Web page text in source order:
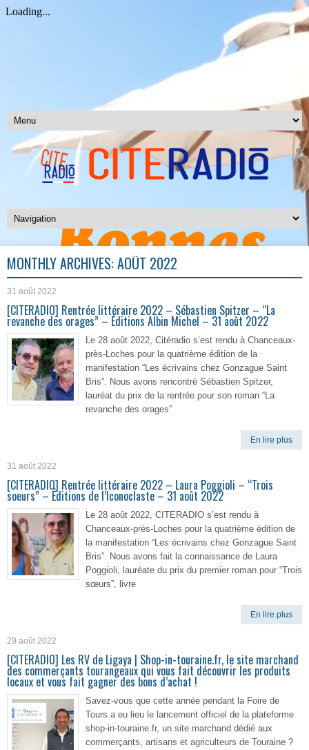
MONTHLY ARCHIVES:AOÛT 2022
31 août 2022
[CITERADIO] Rentrée littéraire 2022 – Sébastien Spitzer – “La
revanche des orages” – Éditions Albin Michel – 31 août 2022
Le 28 août 2022, Citéradio s’est rendu à Chanceaux-
près-Loches pour la quatrième édition de la
manifestation “Les écrivains chez Gonzague Saint
Bris”. Nous avons rencontré Sébastien Spitzer,
lauréat du prix de la rentrée pour son roman “La
revanche des orages”
En lire plus
31 août 2022
[CITERADIO] Rentrée littéraire 2022 – Laura Poggioli – “Trois
soeurs” – Éditions de l’Iconoclaste – 31 août 2022
Le 28 août 2022, CITERADIO s’est rendu à
Chanceaux-près-Loches pour la quatrième édition de
la manifestation “Les écrivains chez Gonzague Saint
Bris”. Nous avons fait la connaissance de Laura
Poggioli, lauréate du prix du premier roman pour “Trois
sœurs”, livre
En lire plus
29 août 2022
[CITERADIO] Les RV de Ligaya | Shop-in-touraine.fr, le site marchand
des commerçants tourangeaux qui vous fait découvrir les produits
locaux et vous fait gagner des bons d’achat !
Savez-vous que cette année pendant la Foire de
Tours a eu lieu le lancement officiel de la plateforme
shop-in-touraine.fr, un site marchand dédié aux
commerçants, artisans et agriculteurs de Touraine ?